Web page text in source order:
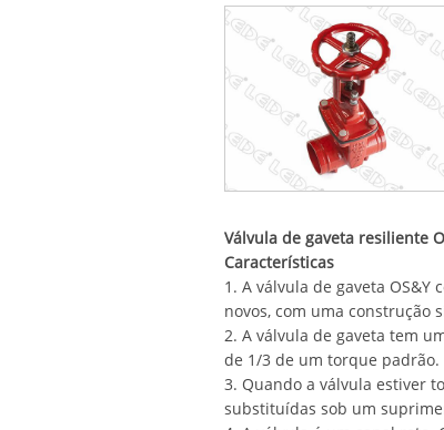
Válvula de gaveta resiliente
Características
1. A válvula de gaveta
novos, com uma construção
2. A válvula de gaveta tem
de 1/3 de um torque padrão.
3. Quando a válvula estiver
substituídas sob um